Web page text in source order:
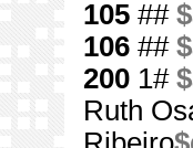
105##
106##
2001#
Ruth